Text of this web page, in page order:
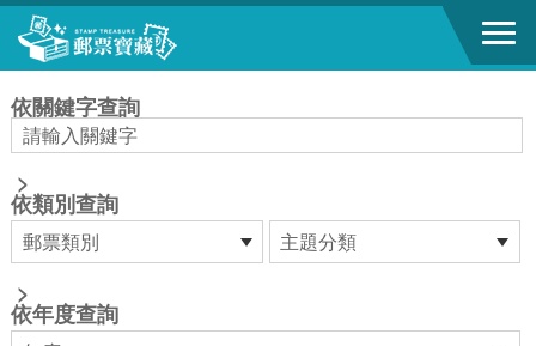
跳到主要內容區塊
依關鍵字查詢
>
依類別查詢
>
依年度查詢